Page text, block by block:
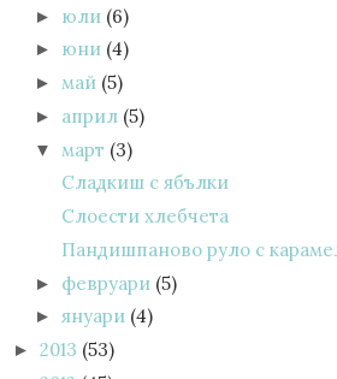
► юли (6)
► юни (4)
► май (5)
► април (5)
▼ март (3)
Сладкиш с ябълки
Слоести хлебчета
Пандишпаново руло с
► февруари (5)
► януари (4)
► 2013 (53)